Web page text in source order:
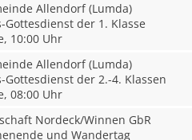
Allendorf (Lumda)
Gottesdienst der 1. Klasse
10:00 Uhr
Allendorf (Lumda)
Gottesdienst der 2.-4. Klassen
08:00 Uhr
Nordeck/Winnen GbR
und Wandertag